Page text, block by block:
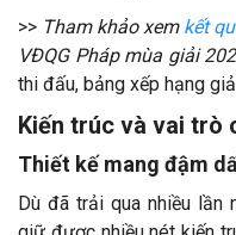
>> Tham khảo xem kết
VĐQG Pháp mùa giải
thi đấu, bảng xếp hạng
Kiến trúc và vai trò
Thiết kế mang đậm
Dù đã trải qua nhiều lần